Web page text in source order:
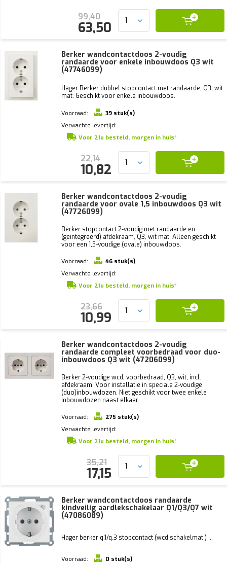
99,40
63,50
Berker wandcontactdoos 2-voudig
randaarde voor enkele inbouwdoos Q3 wit
(47746099)
Hager Berker dubbel stopcontact met randaarde, Q3, wit
mat. Geschikt voor enkele inbouwdoos.
Voorraad:
39 stuk(s)
Verwachte levertijd:
Voor 21u besteld, morgen in huis*
22,14
10,82
Berker wandcontactdoos 2-voudig
randaarde voor ovale 1,5 inbouwdoos Q3 wit
(47726099)
Berker stopcontact 2-voudig met randaarde en
(geïntegreerd) afdekraam, Q3, wit mat. Alleen geschikt
voor een 1,5-voudige (ovale) inbouwdoos.
Voorraad:
46 stuk(s)
Verwachte levertijd:
Voor 21u besteld, morgen in huis*
23,66
10,99
Berker wandcontactdoos 2-voudig
randaarde compleet voorbedraad voor duo-
inbouwdoos Q3 wit (47206099)
Berker 2-voudige wcd, voorbedraad, Q3, wit, incl.
afdekraam. Voor installatie in speciale 2-voudige
(duo)inbouwdozen. Niet geschikt voor twee enkele
inbouwdozen naast elkaar.
Voorraad:
275 stuk(s)
Verwachte levertijd:
Voor 21u besteld, morgen in huis*
35,21
17,15
Berker wandcontactdoos randaarde
kindveilig aardlekschakelaar Q1/Q3/Q7 wit
(47086089)
Hager berker q.1/q.3 stopcontact (wcd schakelmat.) ...
Voorraad:
0 stuk(s)